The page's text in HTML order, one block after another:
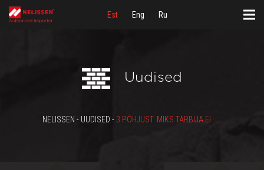
Est Eng Ru
Uudised
NELISSEN - UUDISED -